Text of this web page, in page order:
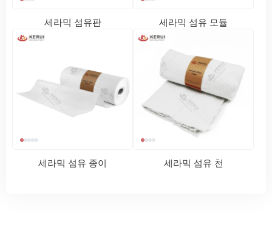
세라믹 섬유판 세라믹 섬유 모듈
세라믹 섬유 종이 세라믹 섬유 천